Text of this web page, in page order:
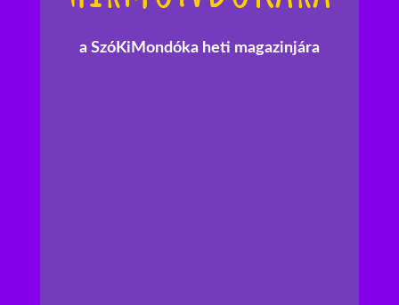
a SzóKiMondóka heti magazinjára